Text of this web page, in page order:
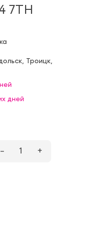
7TH
Троицк
дней
– 1 +